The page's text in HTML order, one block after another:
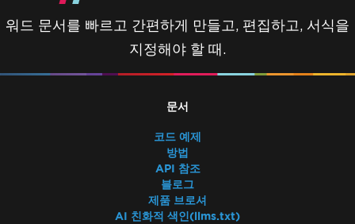
워드 문서를 빠르고 간편하게 만들고, 편집하고, 서식을
지정해야 할 때.
문서
코드 예제
방법
API 참조
블로그
제품 브로셔
AI 친화적 색인(llms.txt)